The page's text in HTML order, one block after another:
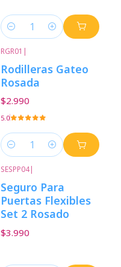
Cantidad
RGR01 |
Rodilleras Gateo
Rosada
$2.990
5.0
Cantidad
SESPP04|
Seguro Para
Puertas Flexibles
Set 2 Rosado
$3.990